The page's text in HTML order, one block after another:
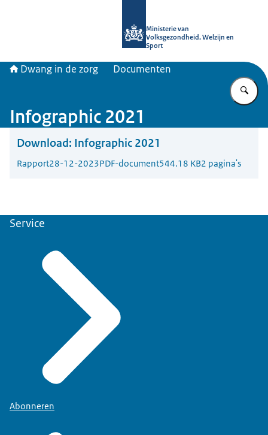
Ministerie van
Volksgezondheid, Welzijn en
Sport
Dwang in de zorg Documenten
Infographic 2021
Download: Infographic 2021
Rapport28-12-2023PDF-document544.18 KB2 pagina's
Service
Abonneren